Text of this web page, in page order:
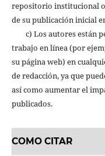
repositorio institucional
de su publicación inicial
c) Los autores están
trabajo en línea (por
su página web) en
de redacción, ya que
así como aumentar el
publicados.
COMO CITAR